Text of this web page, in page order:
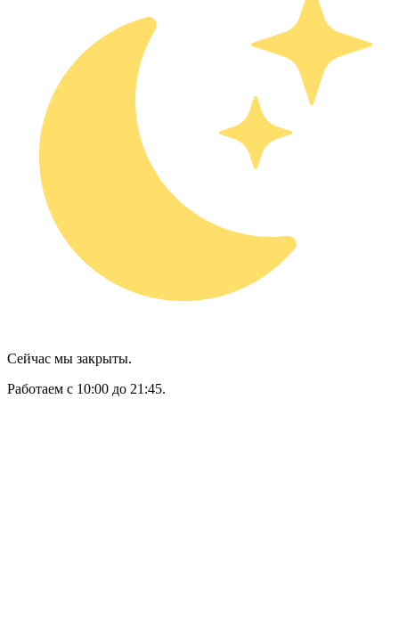
Сейчас мы закрыты.
Работаем с 10:00 до 21:45.